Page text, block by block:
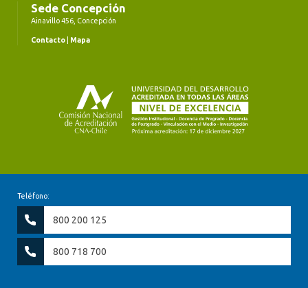
Sede Concepción
Ainavillo 456, Concepción
Contacto Mapa
Teléfono:
800 200 125
800 718 700